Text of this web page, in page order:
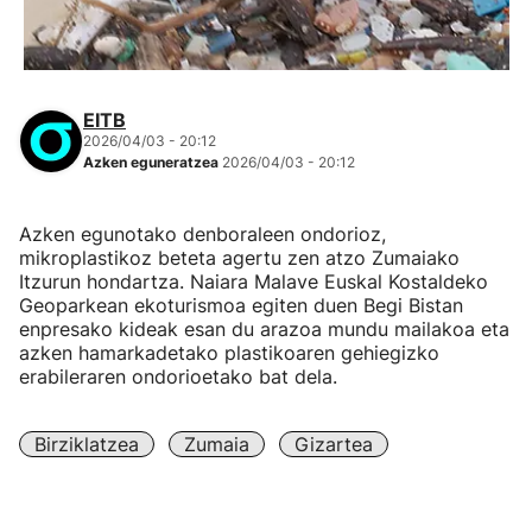
EITB
2026/04/03 - 20:12
Azken eguneratzea 2026/04/03 - 20:12
Azken egunotako denboraleen ondorioz,
mikroplastikoz beteta agertu zen atzo Zumaiako
Itzurun hondartza. Naiara Malave Euskal Kostaldeko
Geoparkean ekoturismoa egiten duen Begi Bistan
enpresako kideak esan du arazoa mundu mailakoa eta
azken hamarkadetako plastikoaren gehiegizko
erabileraren ondorioetako bat dela.
Birziklatzea Zumaia Gizartea